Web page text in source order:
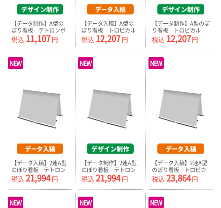
【データ制作】A型の
ぼり看板 テトロンポ
ンジ（器具付）ホワイ
ト
税込 11,107 円
【データ入稿】A型の
ぼり看板 トロピカル
（器具付）ホワイト
税込 12,207円
【データ制作】A型のぼ
り看板 トロピカル
（器具付）ホワイト
税込 12,207円
NEW
【データ入稿】2連A型
のぼり看板 テトロン
ポンジ（器具付）ホワ
イト
税込 21,994 円
NEW
【データ制作】2連A型
のぼり看板 テトロン
ポンジ（器具付）ホワ
イト
税込 21,994円
NEW
【データ入稿】2連A型
のぼり看板 トロピカ
ル（器具付）ホワイト
税込 23,864円
NEW NEW NEW